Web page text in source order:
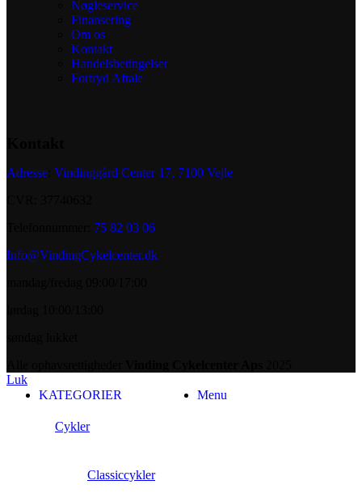
Nøgleservice
Finansering
Om os
Kontakt
Handelsbetingelser
Fortryd Aftale
Adresse Vindinggård Center 17, 7100 Vejle
75 82 03 06
Info@VindingCykelcenter.dk
Luk
Menu
KATEGORIER
Cykler
Classiccykler